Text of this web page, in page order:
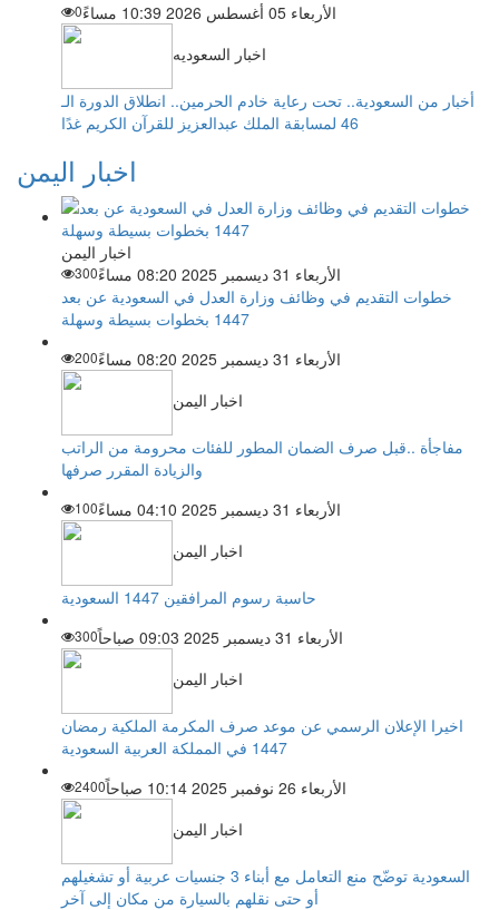
الأربعاء 05 أغسطس 2026 10:39 مساءً
0
اخبار السعوديه
أخبار من السعودية.. تحت رعاية خادم الحرمين.. انطلاق الدورة الـ
46 لمسابقة الملك عبدالعزيز للقرآن الكريم غدًا
اخبار اليمن
اخبار اليمن
الأربعاء 31 ديسمبر 2025 08:20 مساءً
300
خطوات التقديم في وظائف وزارة العدل في السعودية عن بعد
1447 بخطوات بسيطة وسهلة
الأربعاء 31 ديسمبر 2025 08:20 مساءً
200
اخبار اليمن
مفاجأة ..قبل صرف الضمان المطور للفئات محرومة من الراتب
والزيادة المقرر صرفها
الأربعاء 31 ديسمبر 2025 04:10 مساءً
100
اخبار اليمن
حاسبة رسوم المرافقين 1447 السعودية
الأربعاء 31 ديسمبر 2025 09:03 صباحاً
300
اخبار اليمن
اخيرا الإعلان الرسمي عن موعد صرف المكرمة الملكية رمضان
1447 في المملكة العربية السعودية
الأربعاء 26 نوفمبر 2025 10:14 صباحاً
2400
اخبار اليمن
السعودية توضّح منع التعامل مع أبناء 3 جنسيات عربية أو تشغيلهم
أو حتى نقلهم بالسيارة من مكان إلى آخر